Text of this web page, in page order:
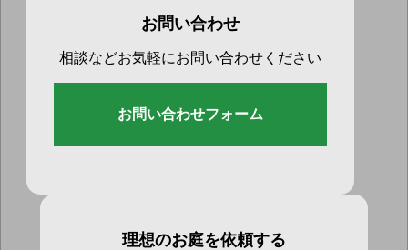
お問い合わせ
相談などお気軽にお問い合わせください
お問い合わせフォーム
理想のお庭を依頼する